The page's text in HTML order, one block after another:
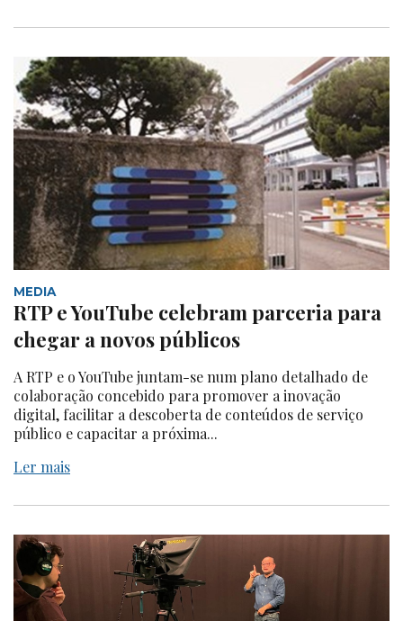
MEDIA
RTP e YouTube celebram parceria para
chegar a novos públicos
A RTP e o YouTube juntam-se num plano detalhado de
colaboração concebido para promover a inovação
digital, facilitar a descoberta de conteúdos de serviço
público e capacitar a próxima...
Ler mais